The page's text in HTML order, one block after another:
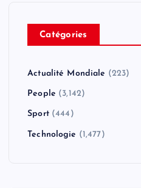
Catégories
Actualité Mondiale (223)
People (3,142)
Sport(444)
Technologie (1,477)